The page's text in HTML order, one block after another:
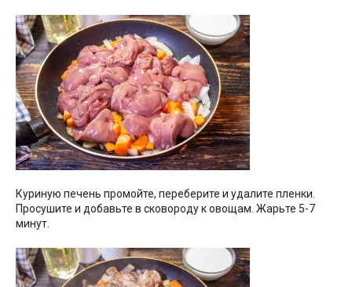
Куриную печень промойте, переберите и удалите пленки.
Просушите и добавьте в сковороду к овощам. Жарьте 5-7
минут.